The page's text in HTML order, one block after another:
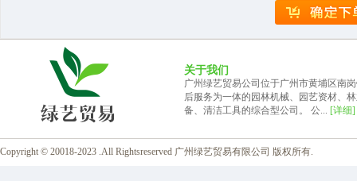
关于我们
广州绿艺贸易公司位于广州市黄埔区南
后服务为一体的园林机械、园艺资材、
备、清洁工具的综合型公司。 公... [详细]
Copyright © 20018-2023 .All Rightsreserved 广州绿艺贸易有限公司 版权所有.